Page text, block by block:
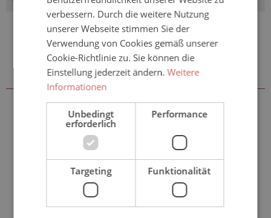
Zubehör & weitere Größen
verbessern. Durch die weitere Nutzung
unserer Webseite stimmen Sie der
Verwendung von Cookies gemäß unserer
Cookie-Richtlinie zu. Sie können die
Einstellung jederzeit ändern.Weitere
Informationen
Unbedingt
erforderlich
Performance
Targeting Funktionalität